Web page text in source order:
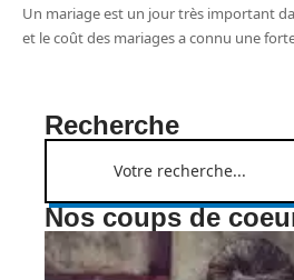
Un mariage est un jour très important
et le coût des mariages a connu une
Recherche
Nos coups de